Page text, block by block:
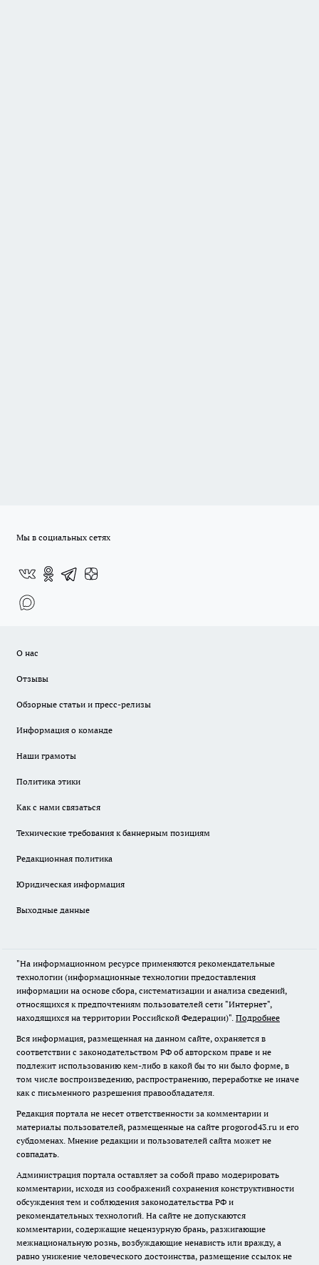
Мы в социальных сетях
О нас
Отзывы
Обзорные статьи и пресс-релизы
Информация о команде
Наши грамоты
Политика этики
Как с нами связаться
Технические требования к баннерным позициям
Редакционная политика
Юридическая информация
Выходные данные
"На информационном ресурсе применяются рекомендательные
технологии (информационные технологии предоставления
информации на основе сбора, систематизации и анализа сведений,
относящихся к предпочтениям пользователей сети "Интернет",
находящихся на территории Российской Федерации)". Подробнее
Вся информация, размещенная на данном сайте, охраняется в
соответствии с законодательством РФ об авторском праве и не
подлежит использованию кем-либо в какой бы то ни было форме, в
том числе воспроизведению, распространению, переработке не иначе
как с письменного разрешения правообладателя.
Редакция портала не несет ответственности за комментарии и
материалы пользователей, размещенные на сайте progorod43.ru и его
субдоменах. Мнение редакции и пользователей сайта может не
совпадать.
Администрация портала оставляет за собой право модерировать
комментарии, исходя из соображений сохранения конструктивности
обсуждения тем и соблюдения законодательства РФ и
рекомендательных технологий. На сайте не допускаются
комментарии, содержащие нецензурную брань, разжигающие
межнациональную рознь, возбуждающие ненависть или вражду, а
равно унижение человеческого достоинства, размещение ссылок не